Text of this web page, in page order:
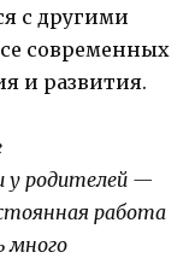
с другими
современных
и развития.
у родителей —
работа
много